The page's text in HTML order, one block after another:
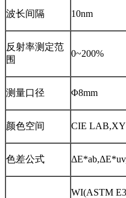
波长间隔 10nm
反射率测定范
围
0~200%
测量口径 Φ8mm
颜色空间 CIE
色差公式
WI(ASTM